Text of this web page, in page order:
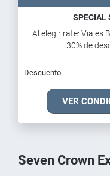
SPECIAL
Al elegir rate: Viajes
30% de
Descuento
VER
Seven Crown